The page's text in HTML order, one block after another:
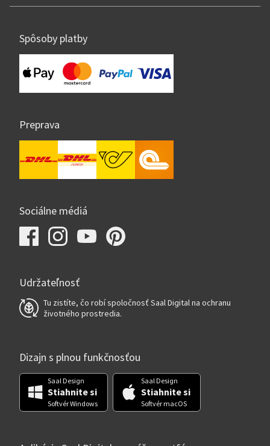
Spôsoby platby
Preprava
Sociálne médiá
Udržateľnosť
Tu zistíte, čo robí spoločnosť Saal Digital na ochranu
životného prostredia.
Dizajn s plnou funkčnosťou
Saal Design
Stiahnite si
Softvér Windows
Saal Design
Stiahnite si
Softvér macOS